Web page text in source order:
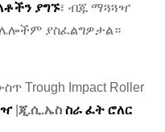
ያግኙ፣ ብጁ ማጓጓዣ
ያስፈልግዎታል።
Trough Impact Roller
| ጂ.ሲ.ኤስ ስራ ፈት ሮለር